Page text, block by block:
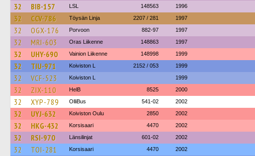
32 BIB-157 LSL 148563 1996
32 CCV-786 Töysän Linja 2207 / 281 1997
32 OGX-176 Porvoon 882-97 1997
32 MRI-603 Oras Liikenne 148863 1997
32 UHY-690 Vainion Liikenne 148998 1999
32 TIU-971 Koiviston L 2152 / 053 1999
32 VCF-523 Koiviston L 1999
32 ZIX-110 HelB 8525 2000
32 XYP-789 OlliBus 541-02 2002
32 UYJ-632 Koiviston Oulu 2850 2002
32 HKG-432 Korsisaari 4470 2002
32 RSI-970 Länsilinjat 601-02 2002
32 TOI-281 Korsisaari 4470 2002